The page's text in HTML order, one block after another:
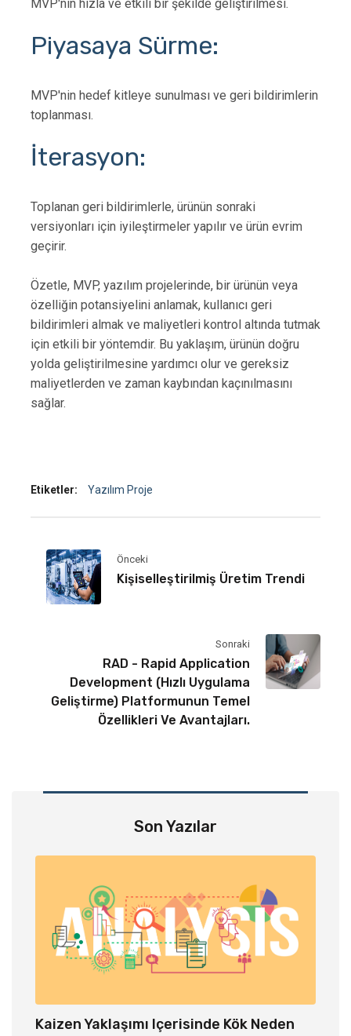
Son Yazılar
Kaizen Yaklaşımı Içerisinde Kök Neden
MVP'nin hızla ve etkili bir şekilde geliştirilmesi.
Piyasaya Sürme:
MVP'nin hedef kitleye sunulması ve geri bildirimlerin
toplanması.
İterasyon:
Toplanan geri bildirimlerle, ürünün sonraki
versiyonları için iyileştirmeler yapılır ve ürün evrim
geçirir.
Özetle, MVP, yazılım projelerinde, bir ürünün veya
özelliğin potansiyelini anlamak, kullanıcı geri
bildirimleri almak ve maliyetleri kontrol altında tutmak
için etkili bir yöntemdir. Bu yaklaşım, ürünün doğru
yolda geliştirilmesine yardımcı olur ve gereksiz
maliyetlerden ve zaman kaybından kaçınılmasını
sağlar.
Etiketler: Yazılım Proje
Önceki
Kişiselleştirilmiş Üretim Trendi
Sonraki
RAD - Rapid Application
Development (Hızlı Uygulama
Geliştirme) Platformunun Temel
Özellikleri Ve Avantajları.